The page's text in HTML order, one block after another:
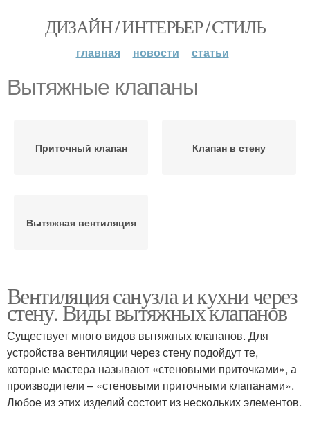
ДИЗАЙН / ИНТЕРЬЕР / СТИЛЬ
главная новости статьи
Вытяжные клапаны
Приточный клапан Клапан в стену
Вытяжная вентиляция
Вентиляция санузла и кухни через
стену. Виды вытяжных клапанов
Существует много видов вытяжных клапанов. Для
устройства вентиляции через стену подойдут те,
которые мастера называют «стеновыми приточками», а
производители – «стеновыми приточными клапанами».
Любое из этих изделий состоит из нескольких элементов.